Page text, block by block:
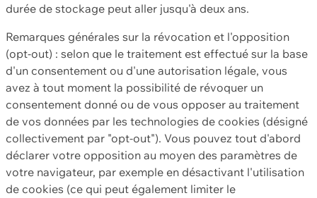
durée de stockage peut aller jusqu'à deux ans.
Remarques générales sur la révocation et l'opposition
(opt-out) : selon que le traitement est effectué sur la base
d'un consentement ou d'une autorisation légale, vous
avez à tout moment la possibilité de révoquer un
consentement donné ou de vous opposer au traitement
de vos données par les technologies de cookies (désigné
collectivement par "opt-out"). Vous pouvez tout d'abord
déclarer votre opposition au moyen des paramètres de
votre navigateur, par exemple en désactivant l'utilisation
de cookies (ce qui peut également limiter le